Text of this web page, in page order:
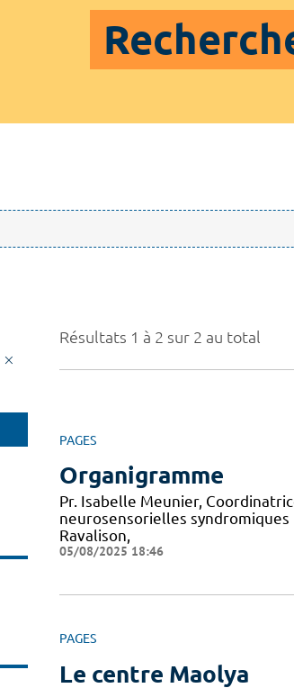
Résultats 1 à 2 sur 2 au total
PAGES
Organigramme
Pr. Isabelle Meunier,
neurosensorielles
Ravalison,
05/08/2025 18:46
PAGES
Le centre Maolya